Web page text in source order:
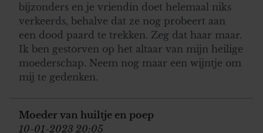
bijzonders en je vriendin doet helemaal niks
verkeerds, behalve dat ze nog probeert aan
een dood paard te trekken. Zeg dat haar maar.
Ik ben gestorven op het altaar van mijn heilige
moederschap. Neem nog maar een wijntje om
mij te gedenken.
Moeder van huiltje en poep
10-01-2023 20:05